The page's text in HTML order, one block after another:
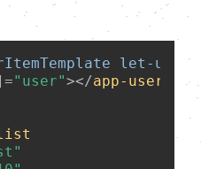
let-user
"user"></app-user
list